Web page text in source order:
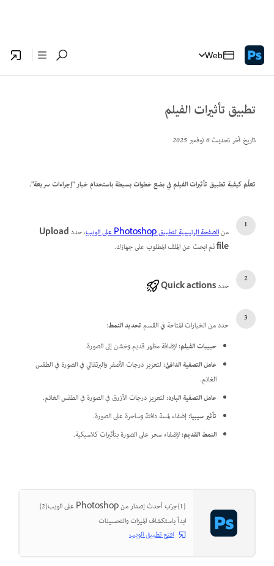
Web
تطبيق تأثيرات الفيلم
تاريخ آخر تحديث6 نوفمبر 2025
تعلَّم كيفية تطبيق تأثيرات الفيلم في بضع خطوات بسيطة باستخدام خيار "إجراءات سريعة".
منالصفحة الرئيسية لتطبيق Photoshop على الويب ، حددUpload
fileثم ابحث عن الملف المطلوب على جهازك.
حددQuick actions
.
حدد من الخيارات المتاحة في القسمتحديد النمط:
حبيبات الفيلم:لإضافة مظهر قديم وخشن إلى الصورة.
عامل التصفية الدافئ:لتعزيز درجات الأصفر والبرتقالي في الصورة في الطقس
الغائم.
عامل التصفية البارد:لتعزيز درجات الأزرق في الصورة في الطقس الغائم.
تأثير سيبيا:إضفاء لمسة دافئة وساحرة على الصورة.
النمط القديم:لإضفاء سحر على الصورة بتأثيرات كلاسيكية.
{1}جرّب أحدث إصدار من Photoshop على الويب{2}
ابدأ باستكشاف الميزات والتحسينات
افتح تطبيق الويب